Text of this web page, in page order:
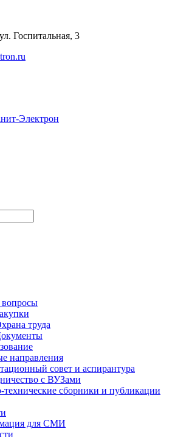
Госпитальная, 3
труда
направления
совет и аспирантура
с ВУЗами
технические сборники и публикации
для СМИ